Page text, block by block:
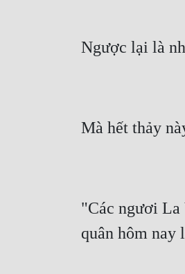
Ngược lại là
Mà hết thảy
"Các ngươi La
quân hôm nay